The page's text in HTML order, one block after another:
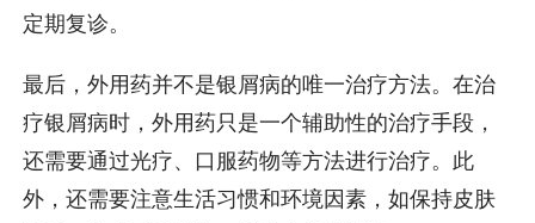
定期复诊。
最后，外用药并不是银屑病的唯一治疗方法。在治
疗银屑病时，外用药只是一个辅助性的治疗手段，
还需要通过光疗、口服药物等方法进行治疗。此
外，还需要注意生活习惯和环境因素，如保持皮肤